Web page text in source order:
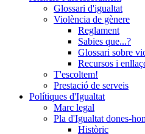
Glossari d'igualtat
Violència de gènere
Reglament
Sabies que...?
Glossari sobre
Recursos i
T'escoltem!
Prestació de serveis
Polítiques d'Igualtat
Marc legal
Pla d'Igualtat dones-
Històric